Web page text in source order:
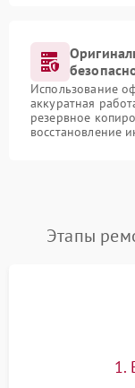
Использование
аккуратная
резервное
восстановление
Этапы
1.